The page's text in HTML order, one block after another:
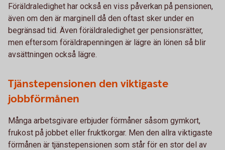
Föräldraledighet har också en viss påverkan på pensionen,
även om den är marginell då den oftast sker under en
begränsad tid. Även föräldraledighet ger pensionsrätter,
men eftersom föräldrapenningen är lägre än lönen så blir
avsättningen också lägre.
Tjänstepensionen den viktigaste
jobbförmånen
Många arbetsgivare erbjuder förmåner såsom gymkort,
frukost på jobbet eller fruktkorgar. Men den allra viktigaste
förmånen är tjänstepensionen som står för en stor del av